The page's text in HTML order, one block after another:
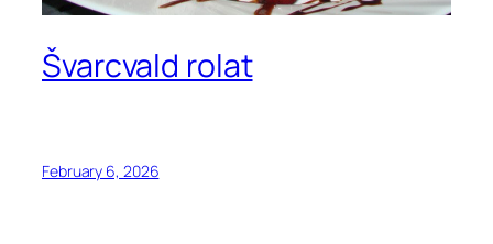
Švarcvald rolat
February 6, 2026